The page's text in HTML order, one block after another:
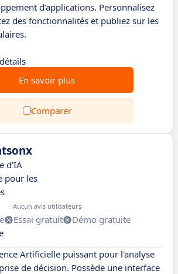
d'applications. Personnalisez
des fonctionnalités et publiez sur les
En savoir plus
Comparer
d'IA
pour les
Aucun avis utilisateurs
Essai gratuit
Démo gratuite
Artificielle puissant pour l'analyse
de décision. Possède une interface